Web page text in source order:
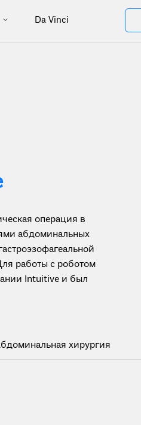
Da Vinci
операция в
абдоминальных
работы с роботом
Intuitive и был
хирургия